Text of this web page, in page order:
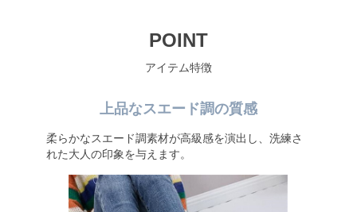
POINT
アイテム特徴
上品なスエード調の質感
柔らかなスエード調素材が高級感を演出し、洗練さ
れた大人の印象を与えます。